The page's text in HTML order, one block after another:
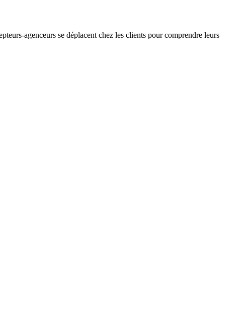
agenceurs se déplacent chez les clients pour comprendre leurs